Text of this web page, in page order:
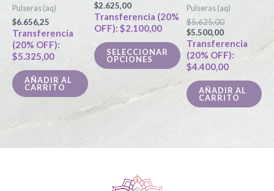
Pulseras (aq)
$6.656,25
Transferencia
(20% OFF):
$5.325,00
AÑADIR AL
CARRITO
$2.625,00
Transferencia (20%
OFF): $2.100,00
SELECCIONAR
OPCIONES
Las
opciones
pueden
elegir
en
Pulseras (aq)
$5.625,00
$5.500,00
Transferencia
(20% OFF):
$4.400,00
AÑADIR AL
CARRITO